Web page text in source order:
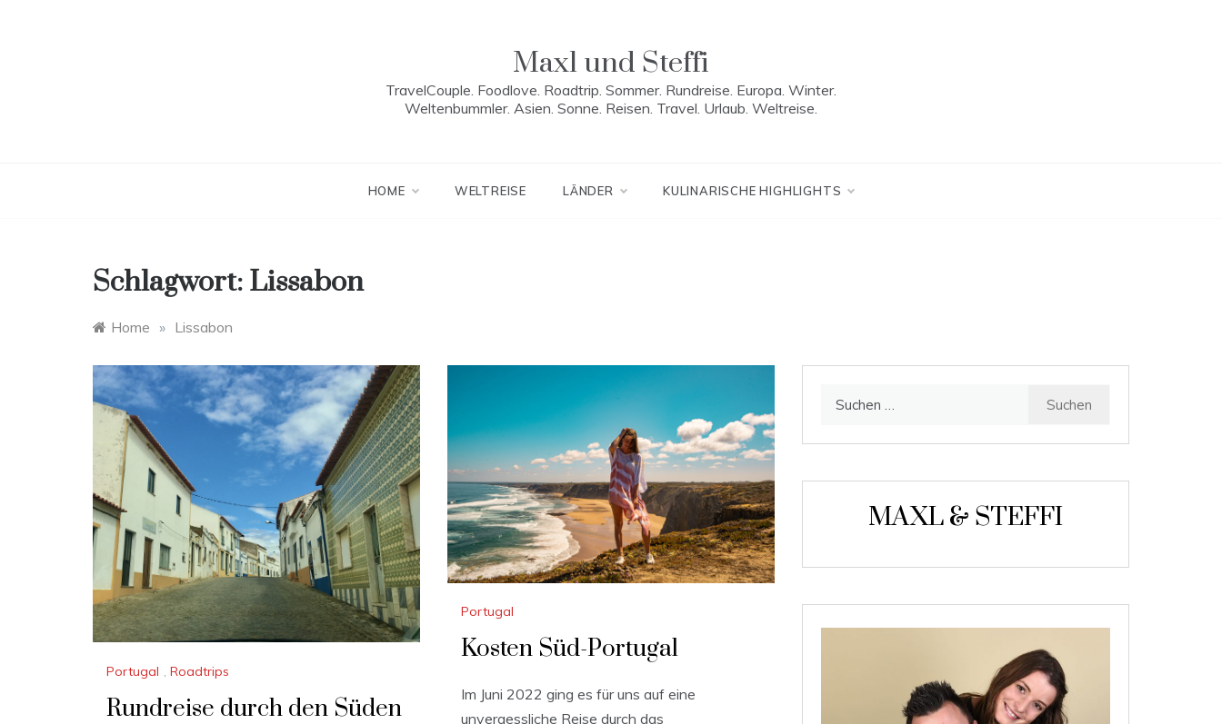
Maxl und Steffi
TravelCouple. Foodlove. Roadtrip. Sommer. Rundreise. Europa. Winter.
Weltenbummler. Asien. Sonne. Reisen. Travel. Urlaub. Weltreise.
HOME WELTREISE LÄNDER KULINARISCHE HIGHLIGHTS
Schlagwort: Lissabon
Home » Lissabon
Portugal , Roadtrips
Rundreise durch den Süden
Portugal
Kosten Süd-Portugal
Im Juni 2022 ging es für uns auf eine
unvergessliche Reise durch das
MAXL & STEFFI